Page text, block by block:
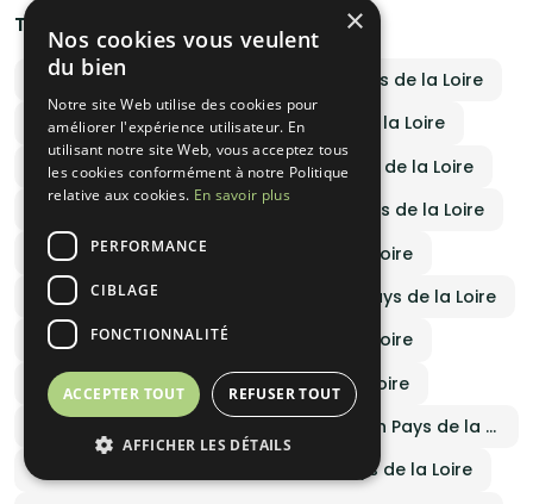
Traiteurs par spécialités culinaires
Formule italienne pour réception en Pays de la Loire
Traiteur halal autour de moi en Pays de la Loire
Traiteur gastronomique casher en Pays de la Loire
Traiteur africain haut de gamme en Pays de la Loire
Traiteur oriental libanais en Pays de la Loire
Saveurs antillaises pour réception en Pays de la Loire
Devis traiteur vegetarien en Pays de la Loire
Traiteur vegan pas cher en Pays de la Loire
Traiteur cuisine barbecue et grillades en Pays de la Loire
Traiteur cuisine gastronomique en Pays de la Loire
×
Nos cookies vous veulent
du bien
Notre site Web utilise des cookies pour
améliorer l'expérience utilisateur. En
utilisant notre site Web, vous acceptez tous
les cookies conformément à notre Politique
relative aux cookies. En savoir plus
PERFORMANCE
CIBLAGE
FONCTIONNALITÉ
ACCEPTER TOUT REFUSER TOUT
AFFICHER LES DÉTAILS